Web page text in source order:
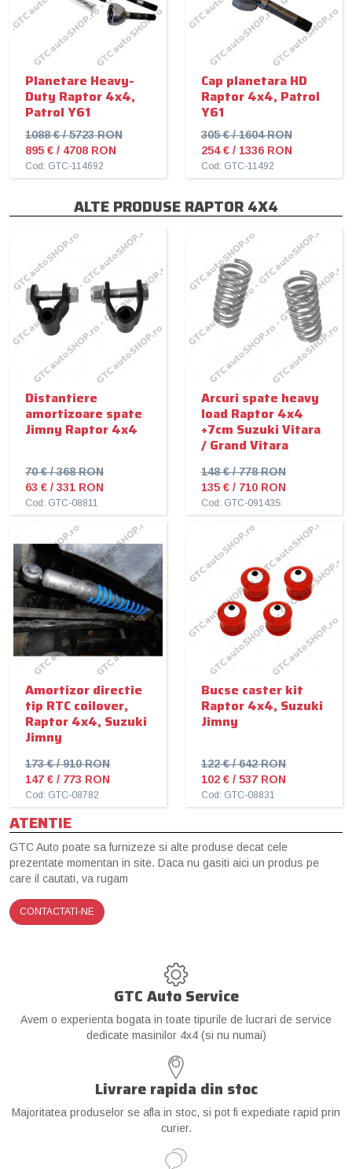
Planetare Heavy-
Duty Raptor 4x4,
Patrol Y61
1088 € / 5723 RON
895 € / 4708 RON
Cod: GTC-114692
Cap planetara HD
Raptor 4x4, Patrol
Y61
305 € / 1604 RON
254 € / 1336 RON
Cod: GTC-11492
ALTE PRODUSE RAPTOR 4X4
Distantiere
amortizoare spate
Jimny Raptor 4x4
70 € / 368 RON
63 € / 331 RON
Cod: GTC-08811
Arcuri spate heavy
load Raptor 4x4
+7cm Suzuki Vitara
/ Grand Vitara
148 € / 778 RON
135 € / 710 RON
Cod: GTC-09143S
Amortizor directie
tip RTC coilover,
Raptor 4x4, Suzuki
Jimny
173 € / 910 RON
147 € / 773 RON
Cod: GTC-08782
Bucse caster kit
Raptor 4x4, Suzuki
Jimny
122 € / 642 RON
102 € / 537 RON
Cod: GTC-08831
ATENTIE
GTC Auto poate sa furnizeze si alte produse decat cele
prezentate momentan in site. Daca nu gasiti aici un produs pe
care il cautati, va rugam
CONTACTATI-NE
GTC Auto Service
Avem o experienta bogata in toate tipurile de lucrari de service
dedicate masinilor 4x4 (si nu numai)
Livrare rapida din stoc
Majoritatea produselor se afla in stoc, si pot fi expediate rapid prin
curier.